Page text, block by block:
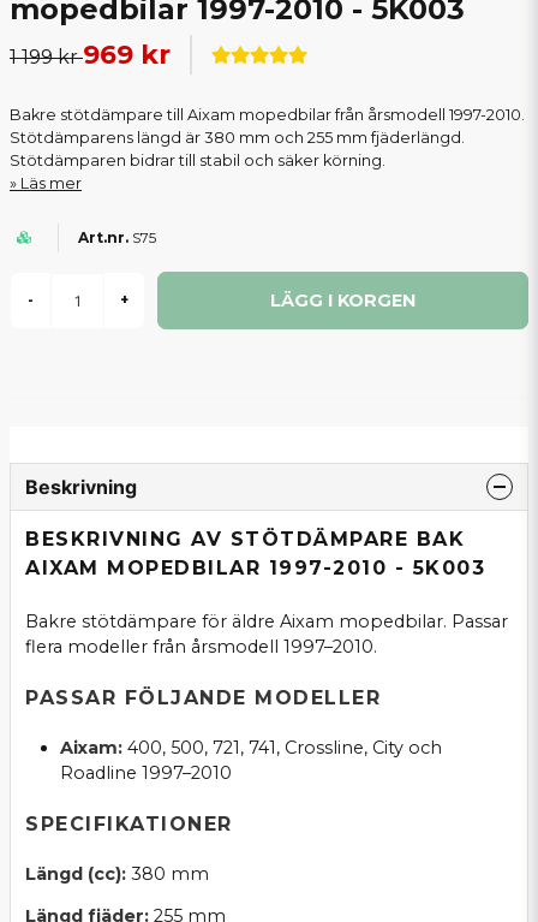
mopedbilar 1997-2010 - 5K003
1 199 kr969 kr
Bakre stötdämpare till Aixam mopedbilar från årsmodell 1997-2010.
Stötdämparens längd är 380 mm och 255 mm fjäderlängd.
Stötdämparen bidrar till stabil och säker körning.
Läs mer
S75
- + LÄGG I KORGEN
Beskrivning
BESKRIVNING AV STÖTDÄMPARE BAK
AIXAM MOPEDBILAR 1997-2010 - 5K003
Bakre stötdämpare för äldre Aixam mopedbilar. Passar
flera modeller från årsmodell 1997–2010.
PASSAR FÖLJANDE MODELLER
Aixam:400, 500, 721, 741, Crossline, City och
Roadline 1997–2010
SPECIFIKATIONER
Längd (cc): 380 mm
Längd fjäder: 255 mm